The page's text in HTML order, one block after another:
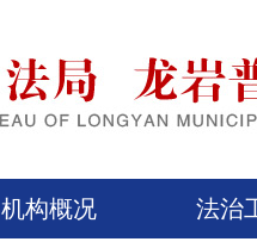
机构概况 法治